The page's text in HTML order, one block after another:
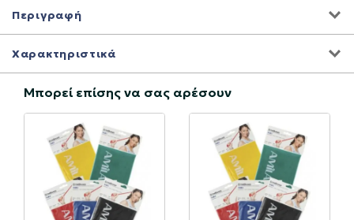
Περιγραφή
Χαρακτηριστικά
Μπορεί επίσης να σας αρέσουν